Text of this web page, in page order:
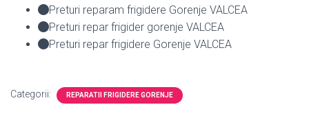
Preturi reparam frigidere Gorenje VALCEA
Preturi repar frigider gorenje VALCEA
Preturi repar frigidere Gorenje VALCEA
Categorii: REPARATII FRIGIDERE GORENJE